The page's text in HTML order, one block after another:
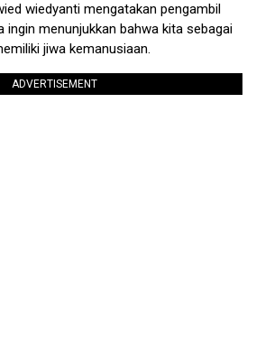
wiedyanti mengatakan pengambil
ingin menunjukkan bahwa kita sebagai
jiwa kemanusiaan.
ADVERTISEMENT